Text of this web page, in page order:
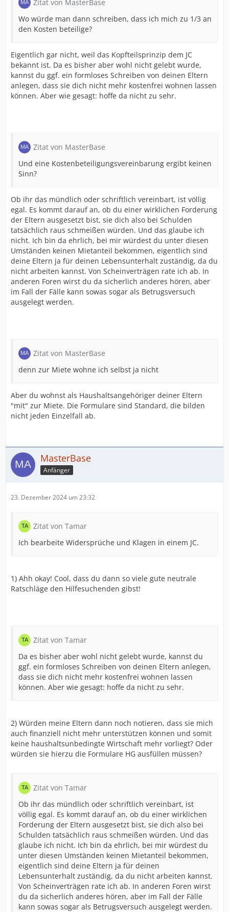
Zitat von MasterBase
Wo würde man dann schreiben, dass ich mich zu 1/3 an
den Kosten beteilige?
Eigentlich gar nicht, weil das Kopfteilsprinzip dem JC
bekannt ist. Da es bisher aber wohl nicht gelebt wurde,
kannst du ggf. ein formloses Schreiben von deinen Eltern
anlegen, dass sie dich nicht mehr kostenfrei wohnen lassen
können. Aber wie gesagt: hoffe da nicht zu sehr.
Zitat von MasterBase
Und eine Kostenbeteiligungsvereinbarung ergibt keinen
Sinn?
Ob ihr das mündlich oder schriftlich vereinbart, ist völlig
egal. Es kommt darauf an, ob du einer wirklichen Forderung
der Eltern ausgesetzt bist, sie dich also bei Schulden
tatsächlich raus schmeißen würden. Und das glaube ich
nicht. Ich bin da ehrlich, bei mir würdest du unter diesen
Umständen keinen Mietanteil bekommen, eigentlich sind
deine Eltern ja für deinen Lebensunterhalt zuständig, da du
nicht arbeiten kannst. Von Scheinverträgen rate ich ab. In
anderen Foren wirst du da sicherlich anderes hören, aber
im Fall der Fälle kann sowas sogar als Betrugsversuch
ausgelegt werden.
Zitat von MasterBase
denn zur Miete wohne ich selbst ja nicht
Aber du wohnst als Haushaltsangehöriger deiner Eltern
"mit" zur Miete. Die Formulare sind Standard, die bilden
nicht jeden Einzelfall ab.
MasterBase
Anfänger
23. Dezember 2024 um 23:32
Zitat von Tamar
Ich bearbeite Widersprüche und Klagen in einem JC.
1) Ahh okay! Cool, dass du dann so viele gute neutrale
Ratschläge den Hilfesuchenden gibst!
Zitat von Tamar
Da es bisher aber wohl nicht gelebt wurde, kannst du
ggf. ein formloses Schreiben von deinen Eltern anlegen,
dass sie dich nicht mehr kostenfrei wohnen lassen
können. Aber wie gesagt: hoffe da nicht zu sehr.
2) Würden meine Eltern dann noch notieren, dass sie mich
auch finanziell nicht mehr unterstützen können und somit
keine haushaltsunbedingte Wirtschaft mehr vorliegt? Oder
würden sie hierzu die Formulare HG ausfüllen müssen?
Zitat von Tamar
Ob ihr das mündlich oder schriftlich vereinbart, ist
völlig egal. Es kommt darauf an, ob du einer wirklichen
Forderung der Eltern ausgesetzt bist, sie dich also bei
Schulden tatsächlich raus schmeißen würden. Und das
glaube ich nicht. Ich bin da ehrlich, bei mir würdest du
unter diesen Umständen keinen Mietanteil bekommen,
eigentlich sind deine Eltern ja für deinen
Lebensunterhalt zuständig, da du nicht arbeiten kannst.
Von Scheinverträgen rate ich ab. In anderen Foren wirst
du da sicherlich anderes hören, aber im Fall der Fälle
kann sowas sogar als Betrugsversuch ausgelegt werden.